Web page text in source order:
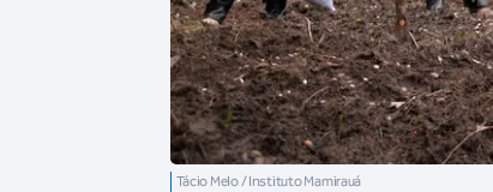
Tácio Melo / Instituto Mamirauá